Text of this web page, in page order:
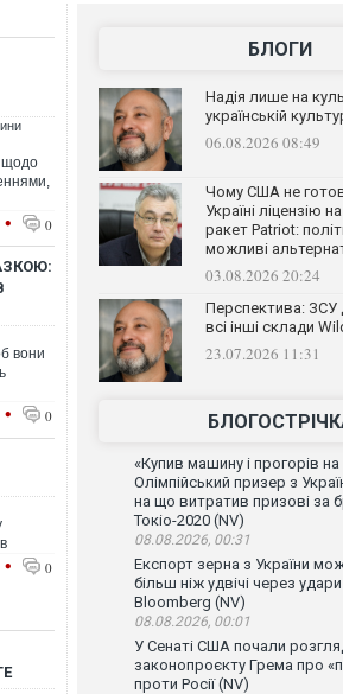
щодо
• 0
вони
• 0
• 0
БЛОГИ
Надія лише на
українській
06.08.2026 08:49
Чому США не
Україні ліцензію
ракет Patriot:
можливі
03.08.2026 20:24
Перспектива: ЗСУ
всі інші склади
23.07.2026 11:31
«Купив машину і прогорів на
Олімпійський призер з
на що витратив призові за
Токіо-2020 (NV)
08.08.2026, 00:31
Експорт зерна з України
більш ніж удвічі через
Bloomberg (NV)
08.08.2026, 00:01
У Сенаті США почали
законопроєкту Грема про
проти Росії (NV)